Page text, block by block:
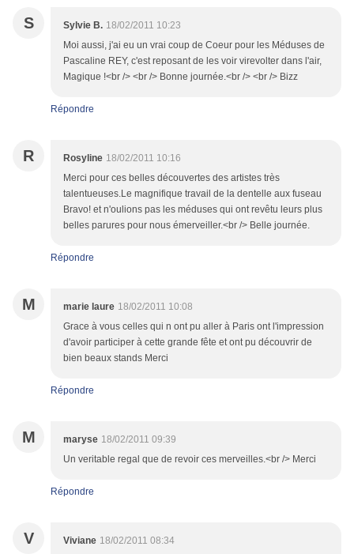
S Sylvie B. 18/02/2011 10:23
Moi aussi, j'ai eu un vrai coup de Coeur pour les Méduses de
Pascaline REY, c'est reposant de les voir virevolter dans l'air,
Magique !<br /> <br /> Bonne journée.<br /> <br /> Bizz
Répondre
R Rosyline 18/02/2011 10:16
Merci pour ces belles découvertes des artistes très
talentueuses.Le magnifique travail de la dentelle aux fuseau
Bravo! et n'oulions pas les méduses qui ont revêtu leurs plus
belles parures pour nous émerveiller.<br /> Belle journée.
Répondre
M marie laure 18/02/2011 10:08
Grace à vous celles qui n ont pu aller à Paris ont l'impression
d'avoir participer à cette grande fête et ont pu découvrir de
bien beaux stands Merci
Répondre
M maryse 18/02/2011 09:39
Un veritable regal que de revoir ces merveilles.<br /> Merci
Répondre
V Viviane 18/02/2011 08:34